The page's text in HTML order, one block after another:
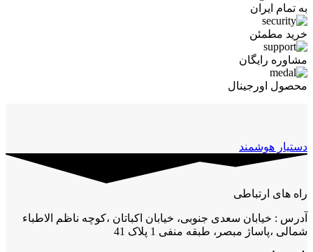
به تمام ایران
خرید مطمئن
مشاوره رایگان
محصول اورجینال
دستیار هوشمند
راه های ارتباطی
آدرس : خیابان سعدی جنوبی، خیابان اکباتان ،کوچه ناظم الاطباء
شمالی ،پاساژ مبصر، طبقه منفی 1 پلاک 41